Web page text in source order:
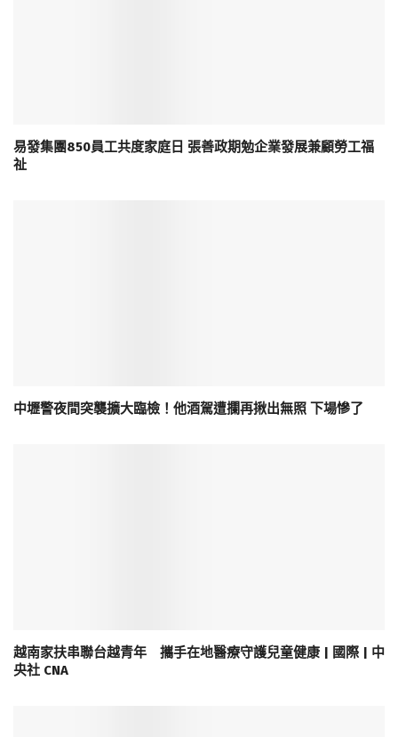
易發集團850員工共度家庭日 張善政期勉企業發展兼顧勞工福
祉
中壢警夜間突襲擴大臨檢！他酒駕遭攔再揪出無照 下場慘了
越南家扶串聯台越青年 攜手在地醫療守護兒童健康 | 國際 | 中
央社 CNA